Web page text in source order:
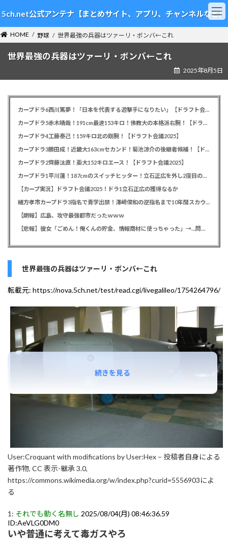
ン
テ
ン
ツ
ビ
ゲ
ー
シ
5ch.net公式アンテナ【まとめサイト、アプリ、チャンネルなど】
HOME 野球 世界最強の兵器はツァーリ・ボンバ←これ
世界最強の兵器はツァーリ・ボンバ←これ
2025年8月5日
カープドラ6西川篤夢！「日本を代表する遊撃手になりたい」【ドラフト会議2025】
カープドラ5赤木晴哉！191cm最速153キロ！佛教大の本格派右腕！【ドラフト会議2025】
カープドラ4工藤泰己！159キロ北の剛腕！【ドラフト会議2025】
カープドラ3勝田成！近畿大163cmセカンド！菊池涼介の後継者候補！【ドラフト会議2025】
カープドラ2齊藤汰直！亜大152キロエース！【ドラフト会議2025】
カープドラ1平川蓮！187cmのスイッチヒッター！立石正広を外し2度目の重複も新井監督がクジを引き当てる！【ドラフト会議2025】
【カープ実況】ドラフト会議2025！ドラ1立石正広の獲得なるか
緒方孝市カープドラ3指名で青学出禁！澤﨑俊和の逆指名まで10年間スカウト出禁
【朗報】広島、攻守最強都市だったｗｗｗ
【悲報】彼女「ごめん！俺くんの貯金、情報商材に使っちゃった」→…問い詰めたらギャン泣きされたんだが俺が悪いのか？
世界最強の兵器はツァーリ・ボンバ←これ
転載元: https://nova.5ch.net/test/read.cgi/livegalileo/1754264796/
User:Croquant with modifications by User:Hex – 投稿者自身による
著作物, CC 表示-継承 3.0,
https://commons.wikimedia.org/w/index.php?curid=5556903によ
る
1: それでも動く名無し 2025/08/04(月) 08:46:36.59
ID:AeVLG0DM0
いや普通に考えて毒ガスやろ
続きを見る